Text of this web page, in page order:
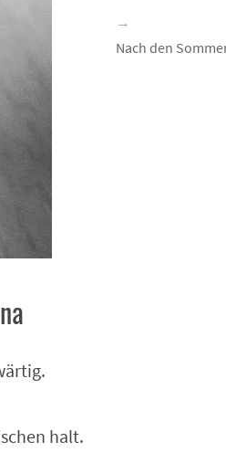
halt.
→
Nach den